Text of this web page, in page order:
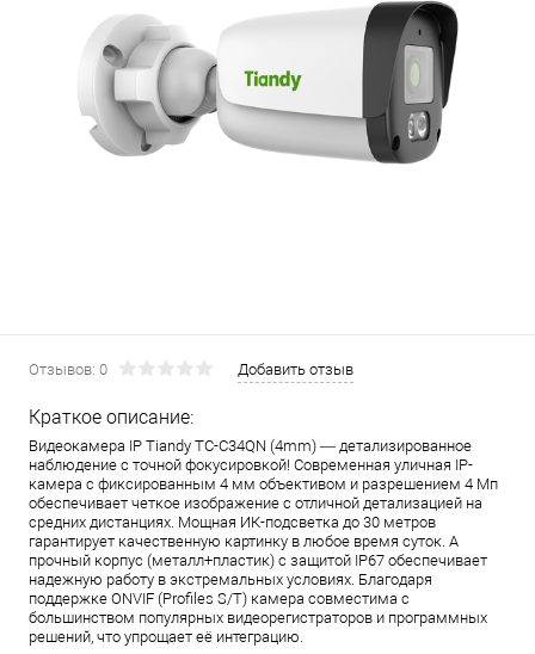
Отзывов: 0 Добавить отзыв
Краткое описание:
Видеокамера IP Tiandy TC-C34QN (4mm) — детализированное
наблюдение с точной фокусировкой! Современная уличная IP-
камера с фиксированным 4 мм объективом и разрешением 4 Мп
обеспечивает четкое изображение с отличной детализацией на
средних дистанциях. Мощная ИК-подсветка до 30 метров
гарантирует качественную картинку в любое время суток. А
прочный корпус (металл+пластик) с защитой IP67 обеспечивает
надежную работу в экстремальных условиях. Благодаря
поддержке ONVIF (Profiles S/T) камера совместима с
большинством популярных видеорегистраторов и программных
решений, что упрощает её интеграцию.